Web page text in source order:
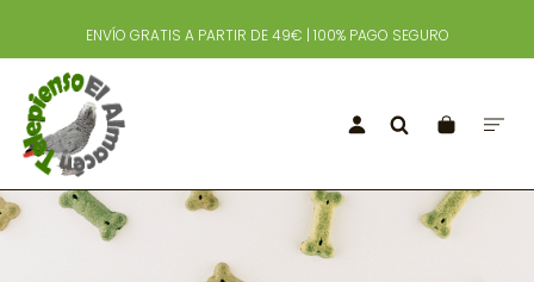
ENVÍO GRATIS A PARTIR DE 49€ | 100% PAGO SEGURO